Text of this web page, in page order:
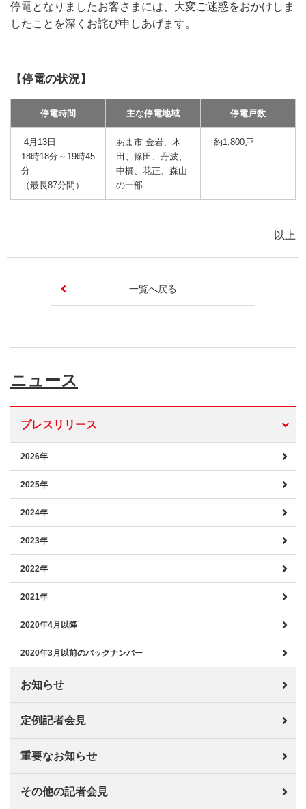
停電となりましたお客さまには、大変ご迷惑をおかけしま
したことを深くお詫び申しあげます。
【停電の状況】
停電時間 主な停電地域 停電戸数
4月13日
18時18分～19時45
分
（最長87分間）
あま市 金岩、木
田、篠田、丹波、
中橋、花正、森山
の一部
約1,800戸
以上
一覧へ戻る
ニュース
プレスリリース
2026年
2025年
2024年
2023年
2022年
2021年
2020年4月以降
2020年3月以前のバックナンバー
お知らせ
定例記者会見
重要なお知らせ
その他の記者会見